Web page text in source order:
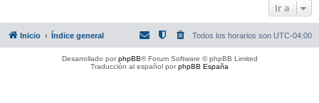
Ir a
Inicio Índice general Todos los horarios son UTC-04:00
Desarrollado porphpBB® Forum Software © phpBB Limited
Traducción al español porphpBB España